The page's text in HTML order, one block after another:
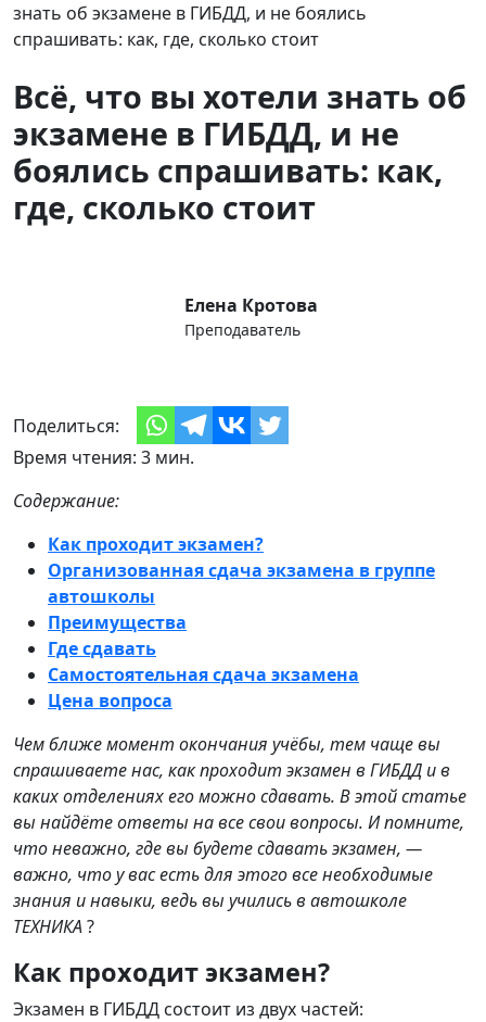
знать об экзамене в ГИБДД, и не боялись
спрашивать: как, где, сколько стоит
Всё, что вы хотели знать об
экзамене в ГИБДД, и не
боялись спрашивать: как,
где, сколько стоит
Елена Кротова
Преподаватель
Поделиться:
Время чтения: 3 мин.
Содержание:
Как проходит экзамен?
Организованная сдача экзамена в группе
автошколы
Преимущества
Где сдавать
Самостоятельная сдача экзамена
Цена вопроса
Чем ближе момент окончания учёбы, тем чаще вы
спрашиваете нас, как проходит экзамен в ГИБДД и в
каких отделениях его можно сдавать. В этой статье
вы найдёте ответы на все свои вопросы. И помните,
что неважно, где вы будете сдавать экзамен, —
важно, что у вас есть для этого все необходимые
знания и навыки, ведь вы учились в автошколе
ТЕХНИКА?
Как проходит экзамен?
Экзамен в ГИБДД состоит из двух частей: